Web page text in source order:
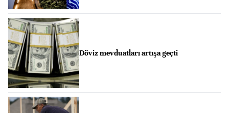
Döviz mevduatları artışa geçti